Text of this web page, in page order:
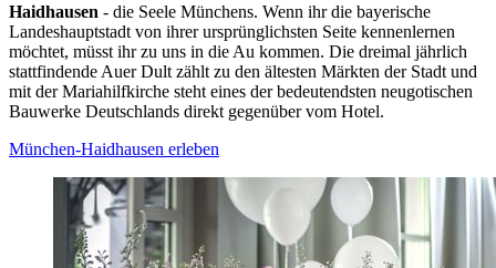
Haidhausen - die Seele Münchens. Wenn ihr die bayerische
Landeshauptstadt von ihrer ursprünglichsten Seite kennenlernen
möchtet, müsst ihr zu uns in die Au kommen. Die dreimal jährlich
stattfindende Auer Dult zählt zu den ältesten Märkten der Stadt und
mit der Mariahilfkirche steht eines der bedeutendsten neugotischen
Bauwerke Deutschlands direkt gegenüber vom Hotel.
München-Haidhausen erleben